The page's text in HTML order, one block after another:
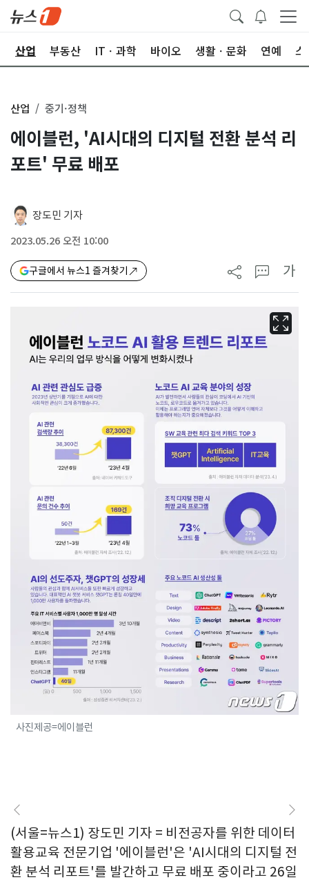
산업 부동산 ITㆍ과학 바이오 생활ㆍ문화 연예 스
산업 중기·정책
에이블런, 'AI시대의 디지털 전환 분석 리
포트' 무료 배포
장도민 기자
2023.05.26 오전 10:00
구글에서 뉴스1 즐겨찾기 가
사진제공=에이블런
(서울=뉴스1) 장도민 기자 = 비전공자를 위한 데이터
활용교육 전문기업 '에이블런'은 'AI시대의 디지털 전
환 분석 리포트'를 발간하고 무료 배포 중이라고 26일